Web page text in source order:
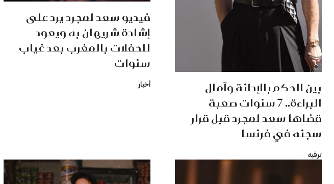
بين الحكم بالإدانة وآمال
البراءة.. 7 سنوات صعبة
قضاها سعد لمجرد قبل قرار
سجنه في فرنسا
ترفيه
فيديو سعد لمجرد يرد على
إشادة شريهان به ويعود
للحفلات بالمغرب بعد غياب
سنوات
أخبار